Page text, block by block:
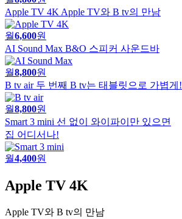
Apple TV 4K Apple TV와 B tv의 만남
월6,600원
AI Sound Max B&O 스피커 사운드바
월8,800원
B tv air 두 번째 B tv는 태블릿으로 가볍게!
월8,800원
Smart 3 mini 선 없이 와이파이만 있으면
집 어디서나!
월4,400원
Apple TV 4K
Apple TV와 B tv의 만남